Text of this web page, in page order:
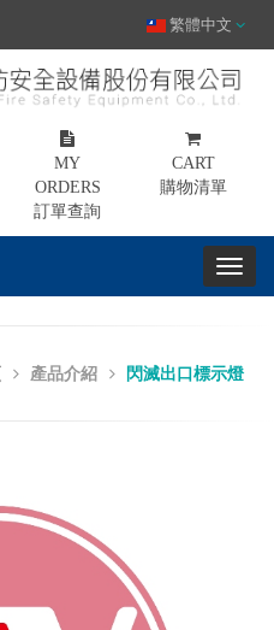
繁體中文
MY
ORDERS
訂單查詢
CART
購物清單
產品介紹 閃滅出口標示燈